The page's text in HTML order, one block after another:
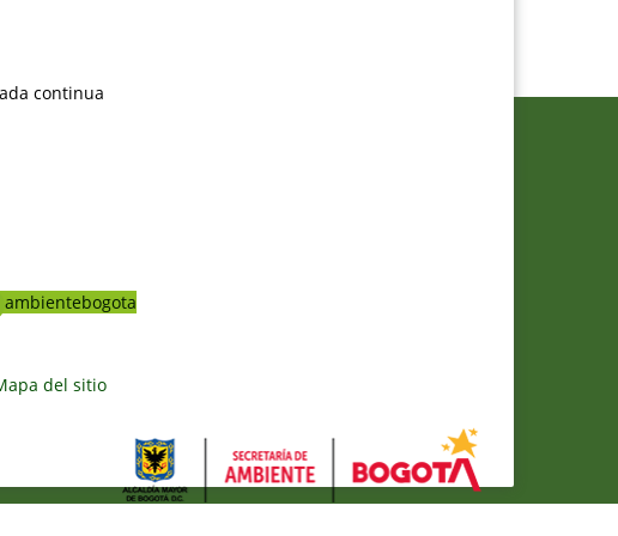
continua
ambientebogota
del sitio